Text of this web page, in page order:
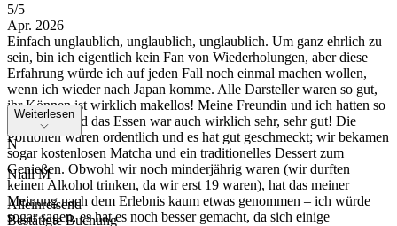
5/5
Apr. 2026
Einfach unglaublich, unglaublich, unglaublich. Um ganz ehrlich zu
sein, bin ich eigentlich kein Fan von Wiederholungen, aber diese
Erfahrung würde ich auf jeden Fall noch einmal machen wollen,
wenn ich wieder nach Japan komme. Alle Darsteller waren so gut,
ihr Können ist wirklich makellos! Meine Freundin und ich hatten so
viel Spaß, und das Essen war auch wirklich sehr, sehr gut! Die
Portionen waren ordentlich und es hat gut geschmeckt; wir bekamen
sogar kostenlosen Matcha und ein traditionelles Dessert zum
Genießen. Obwohl wir noch minderjährig waren (wir durften
keinen Alkohol trinken, da wir erst 19 waren), hat das meiner
Meinung nach dem Erlebnis kaum etwas genommen – ich würde
sogar sagen, es hat es noch besser gemacht, da sich einige
Weiterlesen
N
Niall M
Alleinreisend
Bestätigte Buchung